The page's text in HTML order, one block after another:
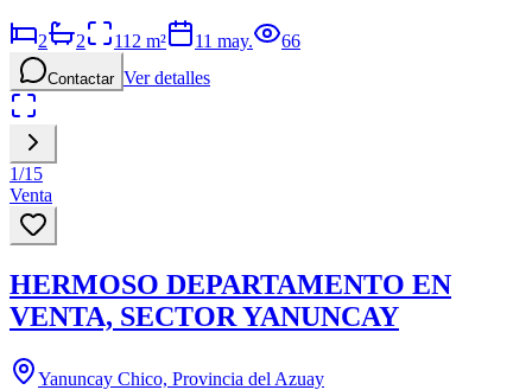
2 2 112 m² 11 may. 66
Contactar Ver detalles
1/15
Venta
HERMOSO DEPARTAMENTO EN
VENTA, SECTOR YANUNCAY
Yanuncay Chico, Provincia del Azuay